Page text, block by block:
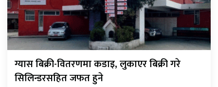
ग्यास बिक्री-वितरणमा कडाइ, लुकाएर बिक्री गरे
सिलिन्डरसहित जफत हुने